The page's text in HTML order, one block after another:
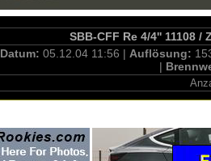
SBB-CFF Re 4/4'' 11108 /
Datum: 05.12.04 11:56 | Auflösung:
|